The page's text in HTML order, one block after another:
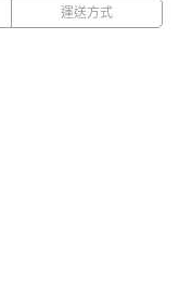
運送方式